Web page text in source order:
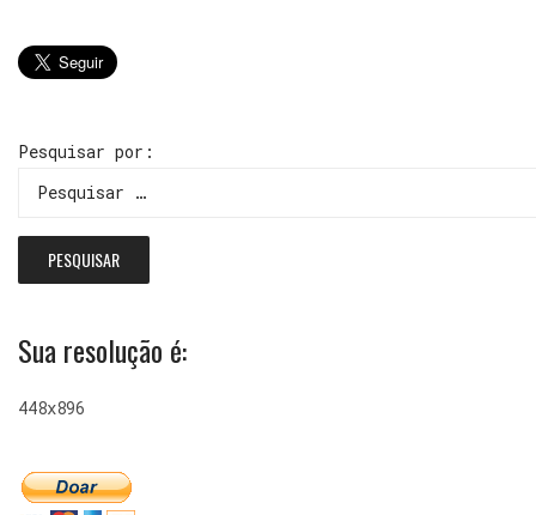
Pesquisar por:
Sua resolução é:
448x896